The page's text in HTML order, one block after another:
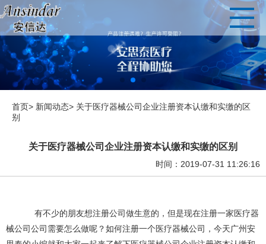
首页> 新闻动态> 关于医疗器械公司企业注册资本认缴和实缴的区
别
关于医疗器械公司企业注册资本认缴和实缴的区别
时间：2019-07-31 11:26:16
有不少的朋友想注册公司做生意的，但是现在注册一家医疗器
械公司公司需要怎么做呢？如何注册一个医疗器械公司，今天广州安